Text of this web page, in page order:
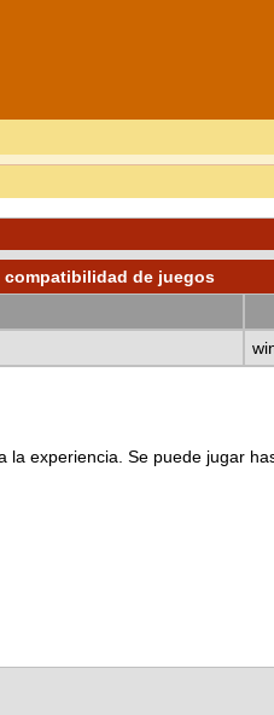
compatibilidad de juegos
experiencia. Se puede jugar